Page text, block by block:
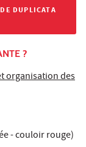
DUPLICATA
?
organisation des
- couloir rouge)